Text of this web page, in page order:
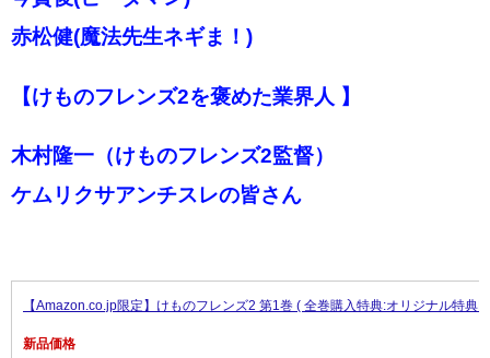
赤松健(魔法先生ネギま！)
【けものフレンズ2を褒めた業界人 】
木村隆一（けものフレンズ2監督）
ケムリクサアンチスレの皆さん
【Amazon.co.jp限定】けものフレンズ2 第1巻 ( 全巻購入特典:オリジナル特
新品価格